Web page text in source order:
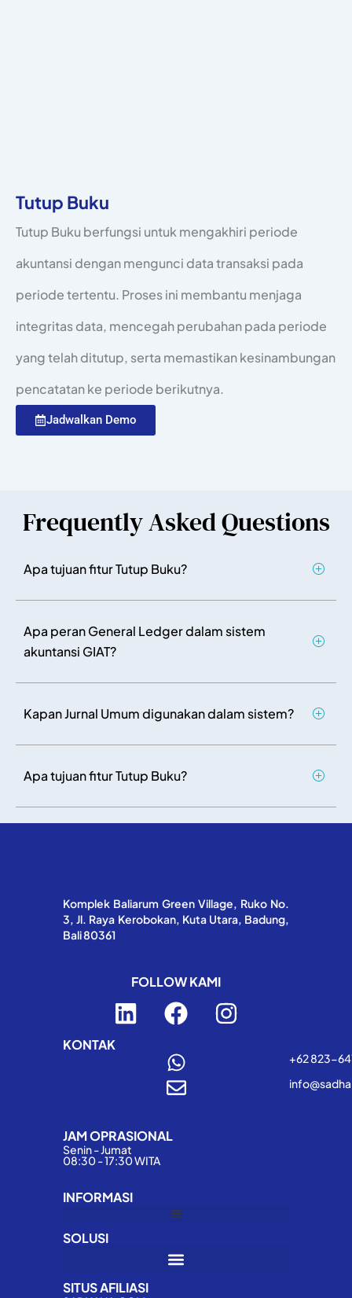
Tutup Buku
Tutup Buku berfungsi untuk mengakhiri periode
akuntansi dengan mengunci data transaksi pada
periode tertentu. Proses ini membantu menjaga
integritas data, mencegah perubahan pada periode
yang telah ditutup, serta memastikan kesinambungan
pencatatan ke periode berikutnya.
Jadwalkan Demo
Frequently Asked Questions
Apa tujuan fitur Tutup Buku?
Apa peran General Ledger dalam sistem
akuntansi GIAT?
Kapan Jurnal Umum digunakan dalam sistem?
Apa tujuan fitur Tutup Buku?
Komplek Baliarum Green Village, Ruko No.
3, Jl. Raya Kerobokan, Kuta Utara, Badung,
Bali 80361
FOLLOW KAMI
L
i
i
n
F
a
c
e
b
I
n
KONTAK
+62 823-
JAM OPRASIONAL
Senin - Jumat
08:30 - 17:30 WITA
INFORMASI
SOLUSI
SITUS AFILIASI